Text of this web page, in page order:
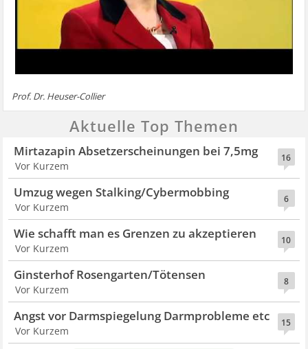
Prof. Dr. Heuser-Collier
Aktuelle Top Themen
16
Mirtazapin Absetzerscheinungen bei 7,5mg
Vor Kurzem
6
Umzug wegen Stalking/Cybermobbing
Vor Kurzem
10
Wie schafft man es Grenzen zu akzeptieren
Vor Kurzem
8
Ginsterhof Rosengarten/Tötensen
Vor Kurzem
15
Angst vor Darmspiegelung Darmprobleme etc
Vor Kurzem